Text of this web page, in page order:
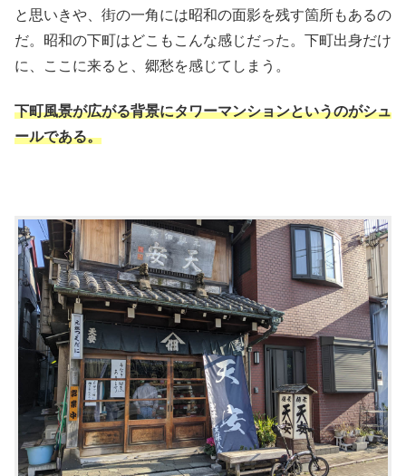
と思いきや、街の一角には昭和の面影を残す箇所もあるの
だ。昭和の下町はどこもこんな感じだった。下町出身だけ
に、ここに来ると、郷愁を感じてしまう。
下町風景が広がる背景にタワーマンションというのがシュ
ールである。